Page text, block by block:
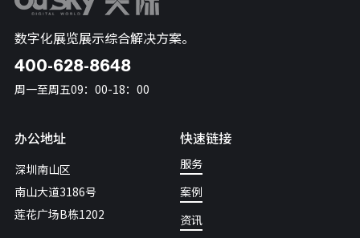
数字化展览展示综合解决方案。
400-628-8648
周一至周五09：00-18：00
办公地址
深圳南山区
南山大道3186号
莲花广场B栋1202
快速链接
服务
案例
资讯